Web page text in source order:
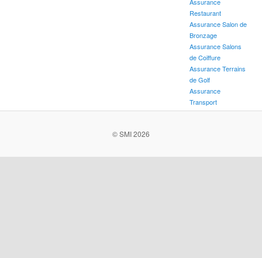
Restaurant
Assurance Salon de
Bronzage
Assurance Salons
de Coiffure
Assurance Terrains
de Golf
Assurance
Transport
© SMI 2026